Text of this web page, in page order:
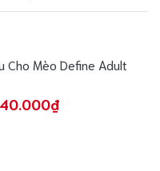
Cho Mèo Define Adult